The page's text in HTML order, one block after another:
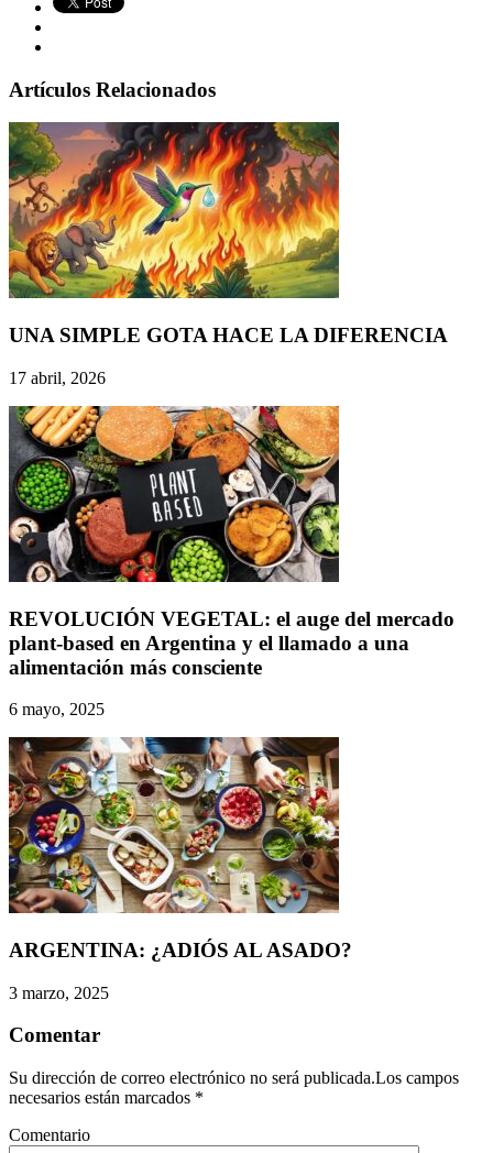
Artículos Relacionados
UNA SIMPLE GOTA HACE LA DIFERENCIA
17 abril, 2026
REVOLUCIÓN VEGETAL: el auge del mercado
plant-based en Argentina y el llamado a una
alimentación más consciente
6 mayo, 2025
ARGENTINA: ¿ADIÓS AL ASADO?
3 marzo, 2025
Comentar
Su dirección de correo electrónico no será publicada.Los campos
necesarios están marcados *
Comentario